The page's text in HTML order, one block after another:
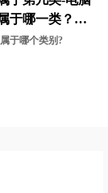
于哪一类？
于哪个类别?